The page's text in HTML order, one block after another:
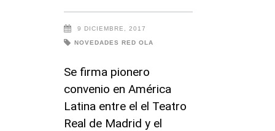
9 DICIEMBRE, 2017
NOVEDADES RED OLA
Se firma pionero
convenio en América
Latina entre el el Teatro
Real de Madrid y el